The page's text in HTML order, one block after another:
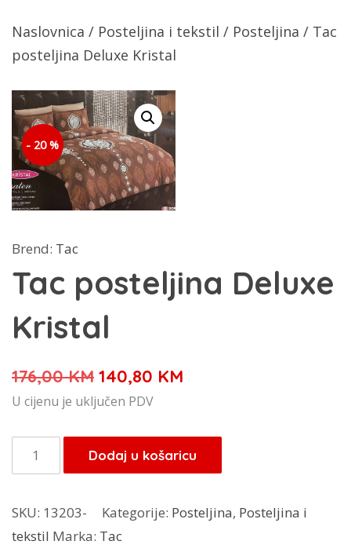
Naslovnica / Posteljina i tekstil / Posteljina / Tac
posteljina Deluxe Kristal
- 20 %
Brend: Tac
Tac posteljina Deluxe
Kristal
176,00KM Izvorna
cijena
je:
176,00 KM.
140,80 KM
U cijenu je uključen PDV
posteljina
Kristal
količina
Dodaj u košaricu
SKU: 13203- Kategorije: Posteljina, Posteljina i
tekstil Marka: Tac